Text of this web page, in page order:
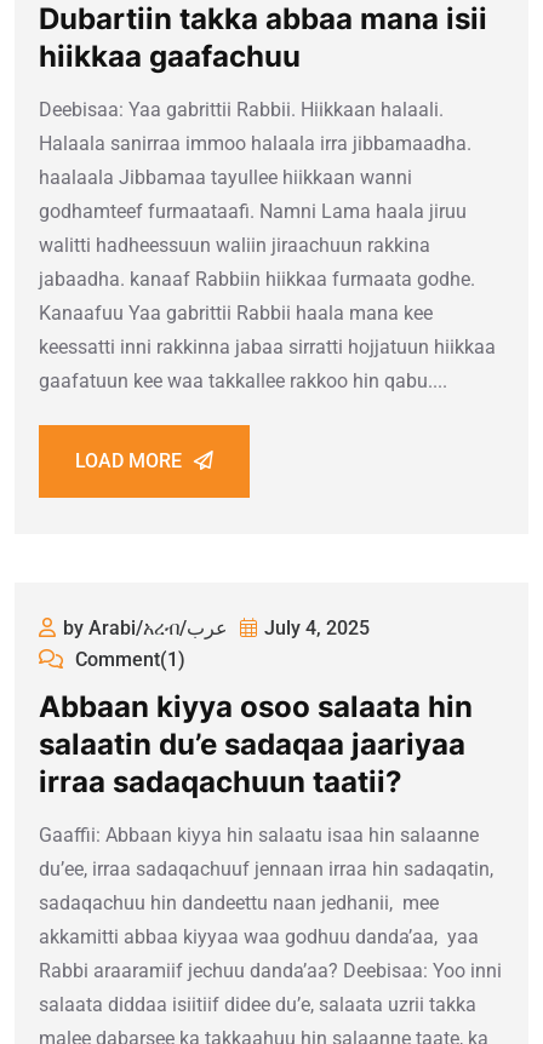
Dubartiin takka abbaa mana isii
hiikkaa gaafachuu
Deebisaa: Yaa gabrittii Rabbii. Hiikkaan halaali.
Halaala sanirraa immoo halaala irra jibbamaadha.
haalaala Jibbamaa tayullee hiikkaan wanni
godhamteef furmaataafi. Namni Lama haala jiruu
walitti hadheessuun waliin jiraachuun rakkina
jabaadha. kanaaf Rabbiin hiikkaa furmaata godhe.
Kanaafuu Yaa gabrittii Rabbii haala mana kee
keessatti inni rakkinna jabaa sirratti hojjatuun hiikkaa
gaafatuun kee waa takkallee rakkoo hin qabu....
LOAD MORE
by Arabi/አረብ/عرب
July 4, 2025
Comment(1)
Abbaan kiyya osoo salaata hin
salaatin du’e sadaqaa jaariyaa
irraa sadaqachuun taatii?
Gaaffii: Abbaan kiyya hin salaatu isaa hin salaanne
du’ee, irraa sadaqachuuf jennaan irraa hin sadaqatin,
sadaqachuu hin dandeettu naan jedhanii, mee
akkamitti abbaa kiyyaa waa godhuu danda’aa, yaa
Rabbi araaramiif jechuu danda’aa? Deebisaa: Yoo inni
salaata diddaa isiitiif didee du’e, salaata uzrii takka
malee dabarsee ka takkaahuu hin salaanne taate, ka